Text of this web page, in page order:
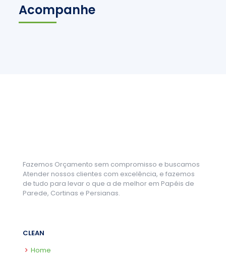
Acompanhe
Fazemos Orçamento sem compromisso e buscamos
Atender nossos clientes com excelência, e fazemos
de tudo para levar o que a de melhor em Papéis de
Parede, Cortinas e Persianas.
CLEAN
Home